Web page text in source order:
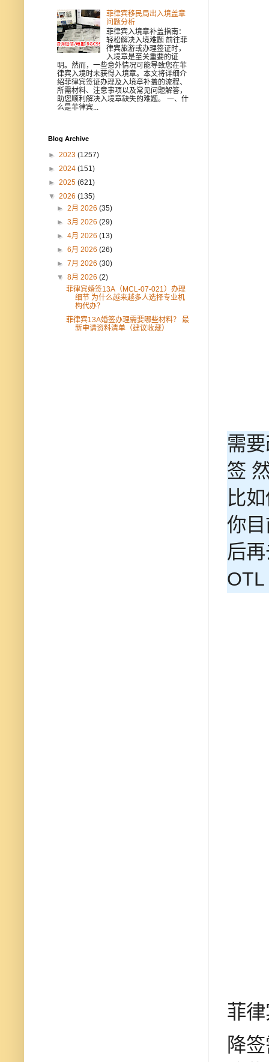
需
签
比
你
后
菲
降
菲律宾移民局出入境盖章
问题分析
菲律宾入境章补盖指南：
轻松解决入境难题 前往菲
律宾旅游或办理签证时，
入境章是至关重要的证
明。然而，一些意外情况可能导致您在菲
律宾入境时未获得入境章。本文将详细介
绍菲律宾签证办理及入境章补盖的流程、
所需材料、注意事项以及常见问题解答，
助您顺利解决入境章缺失的难题。 一、什
么是菲律宾...
Blog Archive
► 2023 (1257)
► 2024 (151)
► 2025 (621)
▼ 2026 (135)
►2月 2026(35)
►3月 2026(29)
►4月 2026(13)
►6月 2026(26)
►7月 2026(30)
▼8月 2026(2)
菲律宾婚签13A（MCL-07-021）办理
细节 为什么越来越多人选择专业机
构代办？
菲律宾13A婚签办理需要哪些材料？ 最
新申请资料清单（建议收藏）